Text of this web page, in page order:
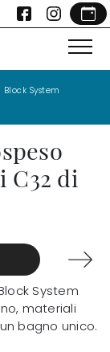
Block System
C32 di
System
materiali
bagno unico.